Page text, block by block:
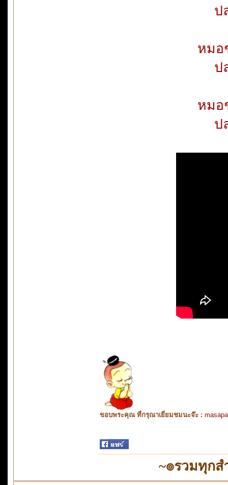
ป
หมอ
ป
หมอ
ป
ขอบพระคุณ ที่กรุณาเยี่ยมชมนะจ๊ะ :
~๏รวมทุก